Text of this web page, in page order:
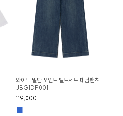
와이드 밑단 포인트 벨트세트 데님팬츠
JBG1DP001
119,000
■